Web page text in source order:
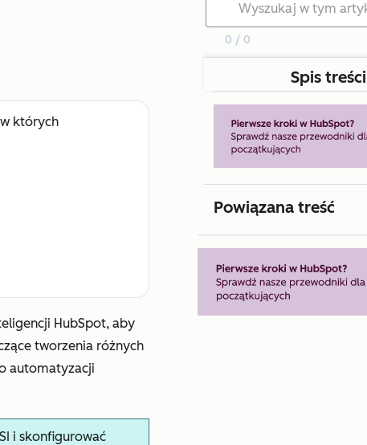
których
HubSpot, aby
tworzenia różnych
automatyzacji
i skonfigurować
0 / 0
Spis treści
Powiązana treść